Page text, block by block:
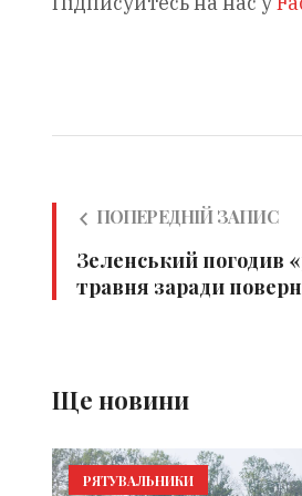
ПОПЕРЕДНІЙ ЗАПИС
Зеленський погодив
травня заради
Ще новини
РЯТУВАЛЬНИКИ